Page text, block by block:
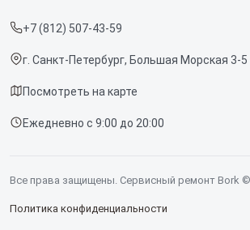
Срочный ремонт
Доставка и способы оплаты
Диагностика
Контакты
Винных шкафов
+7 (812) 507-43-59
г. Санкт-Петербург, Большая Морская 3-5
Посмотреть на карте
Ежедневно с 9:00 до 20:00
Все права защищены. Сервисный ремонт Bork
Политика конфиденциальности